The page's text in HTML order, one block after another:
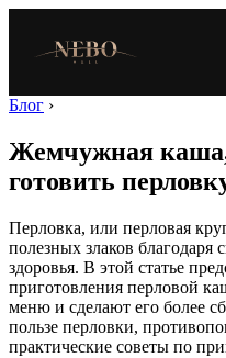
Блог ›
Жемчужная
готовить
Перловка, или перловая
полезных злаков
здоровья. В этой статье
приготовления перловой
меню и сделают его более
пользе перловки,
практические советы по